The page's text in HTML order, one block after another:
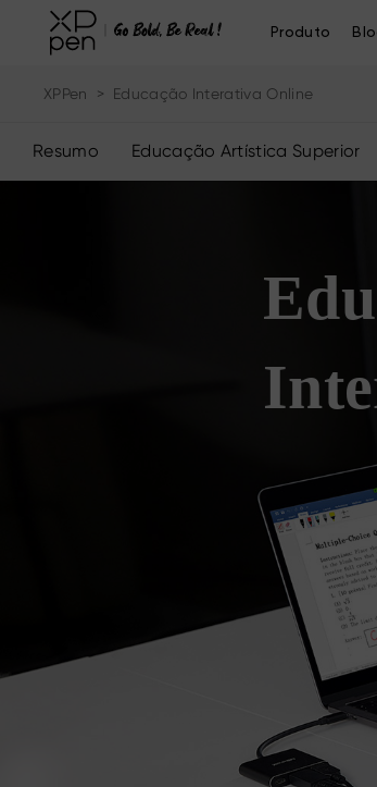
Produto
XPPen > Educação Interativa Online
Resumo Educação Artística Superior